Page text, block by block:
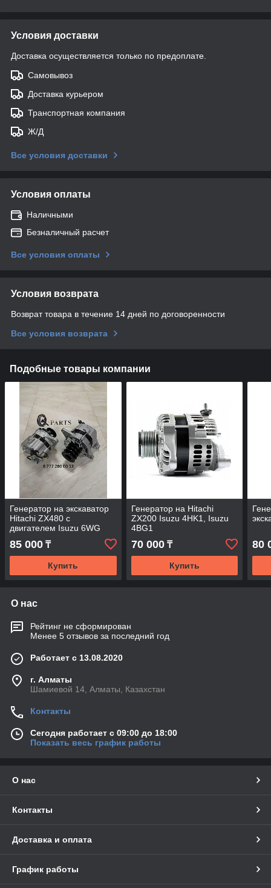
Условия доставки
Доставка осуществляется только по предоплате.
Самовывоз
Доставка курьером
Транспортная компания
Ж/Д
Все условия доставки
Условия оплаты
Наличными
Безналичный расчет
Все условия оплаты
Условия возврата
Возврат товара в течение 14 дней по договоренности
Все условия возврата
Подобные товары компании
Генератор на экскаватор
Hitachi ZX480 с
двигателем Isuzu 6WG
85 000 ₸
Купить
Генератор на Hitachi
ZX200 Isuzu 4HK1, Isuzu
4BG1
70 000₸
Купить
80
О нас
Рейтинг не сформирован
Менее 5 отзывов за последний год
Работает с 13.08.2020
г. Алматы
Шамиевой 14, Алматы, Казахстан
Контакты
Сегодня работает с 09:00 до 18:00
Показать весь график работы
О нас
Контакты
Доставка и оплата
График работы